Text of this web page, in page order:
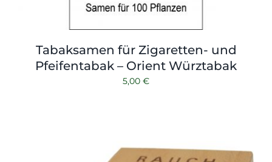
Tabaksamen für Zigaretten- und
Pfeifentabak – Orient Würztabak
5,00 €